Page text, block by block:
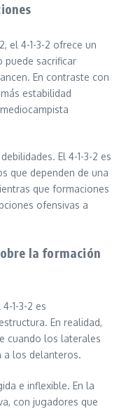
el 4-1-3-2 ofrece un
puede sacrificar
En contraste con
estabilidad
El 4-1-3-2 es
que dependen de una
que formaciones
ofensivas a
la formación
1-3-2 es
En realidad,
cuando los laterales
a los delanteros.
e inflexible. En la
con jugadores que